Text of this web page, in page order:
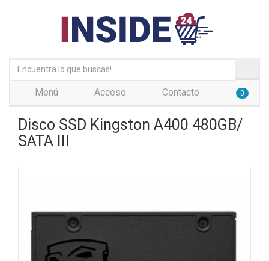
Menú Acceso Contacto 0
Disco SSD Kingston A400 480GB/
SATA III